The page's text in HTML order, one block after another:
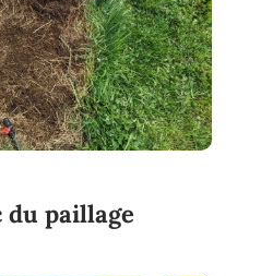
du paillage